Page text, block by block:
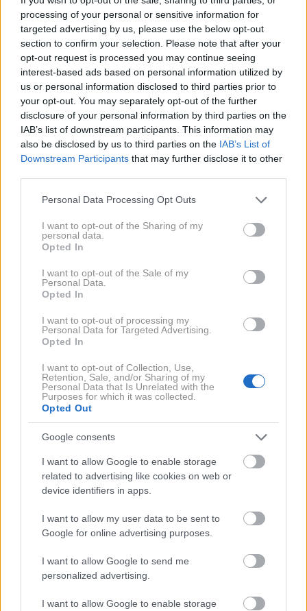
processing of your personal or sensitive information for
targeted advertising by us, please use the below opt-out
section to confirm your selection. Please note that after your
opt-out request is processed you may continue seeing
interest-based ads based on personal information utilized by
us or personal information disclosed to third parties prior to
your opt-out. You may separately opt-out of the further
disclosure of your personal information by third parties on the
IAB’s list of downstream participants. This information may
also be disclosed by us to third parties on the IAB’s List of
Downstream Participants that may further disclose it to other
Please note that this website/app uses one or more Google
not limited to your visit or usage behaviour. You may click to
grant or deny consent to Google and its third-party tags to
use your data for below specified purposes in below Google
consent section.
Personal Data Processing Opt Outs
I want to opt-out of the Sharing of my
personal data.
Opted In
I want to opt-out of the Sale of my
Personal Data.
Opted In
I want to opt-out of processing my
Personal Data for Targeted Advertising.
Opted In
I want to opt-out of Collection, Use,
Retention, Sale, and/or Sharing of my
Personal Data that Is Unrelated with the
Purposes for which it was collected.
Opted Out
Google consents
I want to allow Google to enable storage
related to advertising like cookies on web or
device identifiers in apps.
I want to allow my user data to be sent to
Google for online advertising purposes.
I want to allow Google to send me
personalized advertising.
I want to allow Google to enable storage
pomembnejši pokazatelj prihodnjega zdravja kot
dejanska starost posameznika, poročajo na portalu
zdravlje.kurir.rs .
Znanstveniki razvili algoritem
za oceno biološke starosti
organov
Raziskava, objavljena v ugledni reviji Nature
Medicine, je zajela skoraj 45.000 ljudi, starih med
40 in 70 let. Njihovo zdravstveno stanje so
Znanstveniki so analizirali skoraj 3.000 beljakovin v
vzorcih krvi in razvilialgoritem, ki ocenjuje biološko
starost enajstih organov oziroma organskih
ledvice, trebušna slinavka in imunski sistem.
Rezultati so pokazali, da vsi organi ne starajo
enako hitro.Pri približno tretjini sodelujočih je bil
vsaj en organ biološko občutno starejši ali mlajši, kot
bi pričakovali glede na njihovo kronološko starost.
možganih. Ljudje, katerih možgani so bili biološko
razvoj Alzheimerjeve bolezni v primerjavi s tistimi,
pri katerih so se možgani starali v pričakovanem
tempu.Po drugi strani pa je bil biološko mlajši